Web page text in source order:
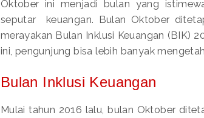
Oktober ini menjadi bulan yang
seputar keuangan. Bulan Oktober
merayakan Bulan Inklusi Keuangan (BIK)
ini, pengunjung bisa lebih banyak
Bulan Inklusi Keuangan
Mulai tahun 2016 lalu, bulan Oktober